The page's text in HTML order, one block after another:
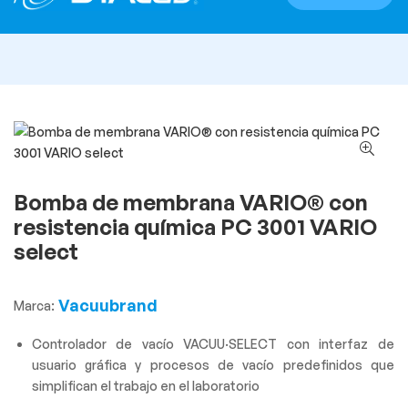
Bomba de membrana VARIO® con
resistencia química PC 3001 VARIO
select
Marca: Vacuubrand
Controlador de vacío VACUU·SELECT con interfaz de
usuario gráfica y procesos de vacío predefinidos que
simplifican el trabajo en el laboratorio